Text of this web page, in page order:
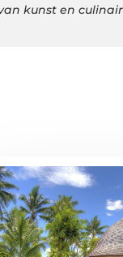
kunst en